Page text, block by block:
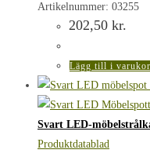
Artikelnummer: 03255
202,50 kr.
Lägg till i
Svart LED-
Produktdatablad